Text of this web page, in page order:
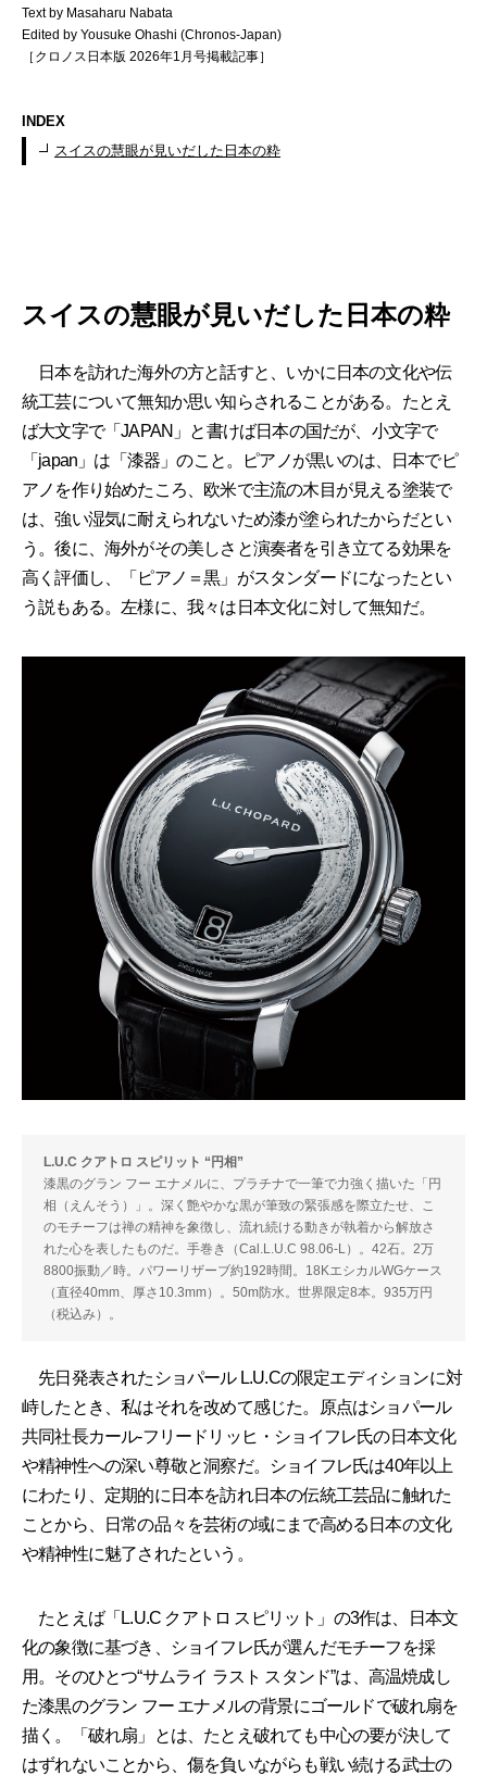
Text by Masaharu Nabata
Edited by Yousuke Ohashi (Chronos-Japan)
［クロノス日本版 2026年1月号掲載記事］
INDEX
スイスの慧眼が見いだした日本の粋
スイスの慧眼が見いだした日本の粋
日本を訪れた海外の方と話すと、いかに日本の文化や伝
統工芸について無知か思い知らされることがある。たとえ
ば大文字で「JAPAN」と書けば日本の国だが、小文字で
「japan」は「漆器」のこと。ピアノが黒いのは、日本でピ
アノを作り始めたころ、欧米で主流の木目が見える塗装で
は、強い湿気に耐えられないため漆が塗られたからだとい
う。後に、海外がその美しさと演奏者を引き立てる効果を
高く評価し、「ピアノ＝黒」がスタンダードになったとい
う説もある。左様に、我々は日本文化に対して無知だ。
L.U.C クアトロ スピリット “円相”
漆黒のグラン フー エナメルに、プラチナで一筆で力強く描いた「円
相（えんそう）」。深く艶やかな黒が筆致の緊張感を際立たせ、こ
のモチーフは禅の精神を象徴し、流れ続ける動きが執着から解放さ
れた心を表したものだ。手巻き（Cal.L.U.C 98.06-L）。42石。2万
8800振動／時。パワーリザーブ約192時間。18KエシカルWGケース
（直径40mm、厚さ10.3mm）。50m防水。世界限定8本。935万円
（税込み）。
先日発表されたショパール L.U.Cの限定エディションに対
峙したとき、私はそれを改めて感じた。原点はショパール
共同社長カール-フリードリッヒ・ショイフレ氏の日本文化
や精神性への深い尊敬と洞察だ。ショイフレ氏は40年以上
にわたり、定期的に日本を訪れ日本の伝統工芸品に触れた
ことから、日常の品々を芸術の域にまで高める日本の文化
や精神性に魅了されたという。
たとえば「L.U.C クアトロ スピリット」の3作は、日本文
化の象徴に基づき、ショイフレ氏が選んだモチーフを採
用。そのひとつ“サムライ ラスト スタンド”は、高温焼成し
た漆黒のグラン フー エナメルの背景にゴールドで破れ扇を
描く。「破れ扇」とは、たとえ破れても中心の要が決して
はずれないことから、傷を負いながらも戦い続ける武士の